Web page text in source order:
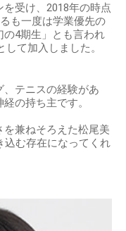
受け、2018年の時点
も一度は学業優先の
4期生」とも言われ
て加入しました。
テニスの経験があ
の持ち主です。
兼ねそろえた松尾美
込む存在になってくれ